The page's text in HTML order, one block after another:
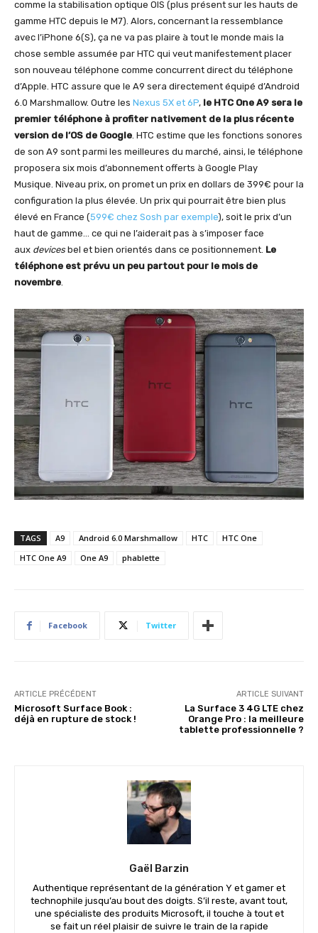
comme la stabilisation optique OIS (plus présent sur les hauts de
gamme HTC depuis le M7). Alors, concernant la ressemblance
avec l’iPhone 6(S), ça ne va pas plaire à tout le monde mais la
chose semble assumée par HTC qui veut manifestement placer
son nouveau téléphone comme concurrent direct du téléphone
d’Apple. HTC assure que le A9 sera directement équipé d’Android
6.0 Marshmallow. Outre les Nexus 5X et 6P, le HTC One A9 sera le
premier téléphone à profiter nativement de la plus récente
version de l’OS de Google. HTC estime que les fonctions sonores
de son A9 sont parmi les meilleures du marché, ainsi, le téléphone
proposera six mois d’abonnement offerts à Google Play
Musique. Niveau prix, on promet un prix en dollars de 399€ pour la
configuration la plus élevée. Un prix qui pourrait être bien plus
élevé en France (599€ chez Sosh par exemple), soit le prix d’un
haut de gamme… ce qui ne l’aiderait pas à s’imposer face
aux devices bel et bien orientés dans ce positionnement. Le
téléphone est prévu un peu partout pour le mois de
novembre.
TAGS A9 Android 6.0 Marshmallow HTC
HTC One
HTC One A9
One A9 phablette
Facebook Twitter
ARTICLE PRÉCÉDENT
Microsoft Surface Book :
déjà en rupture de stock !
ARTICLE SUIVANT
La Surface 3 4G LTE chez
Orange Pro : la meilleure
tablette professionnelle ?
Gaël Barzin
Authentique représentant de la génération Y et gamer et
technophile jusqu’au bout des doigts. S’il reste, avant tout,
une spécialiste des produits Microsoft, il touche à tout et
se fait un réel plaisir de suivre le train de la rapide